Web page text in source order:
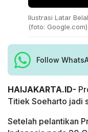
Ilustrasi Latar
(foto: Google.com)
Follow
HAIJAKARTA.ID-
Titiek Soeharto jadi
Setelah pelantikan